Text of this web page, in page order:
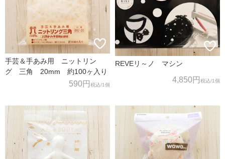
手芸＆手あみ用 ニットリン
グ 三角 20mm 約100ヶ入り
590円 税込/1個
REVEリ～ノ マシン
4,850円 税込/1個